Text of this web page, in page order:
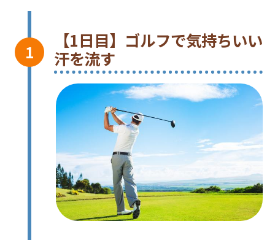
【1日目】ゴルフで気持ちいい
汗を流す